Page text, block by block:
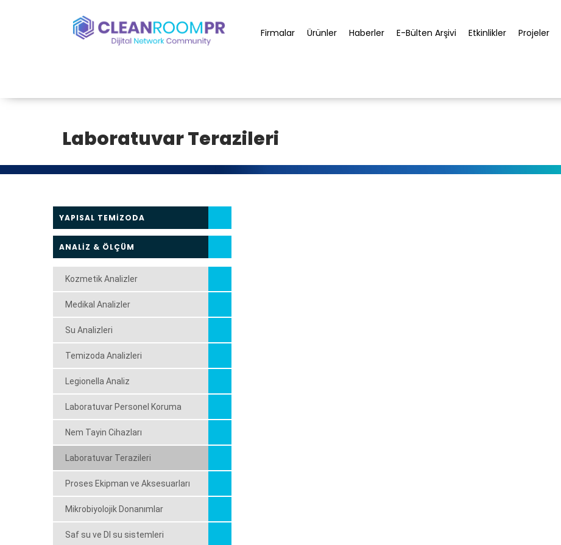
Firmalar Ürünler Haberler E-Bülten Arşivi Etkinlikler Projeler
Laboratuvar Terazileri
YAPISAL TEMİZODA
ANALİZ & ÖLÇÜM
Kozmetik Analizler
Medikal Analizler
Su Analizleri
Temizoda Analizleri
Legionella Analiz
Laboratuvar Personel Koruma
Nem Tayin Cihazları
Laboratuvar Terazileri
Proses Ekipman ve Aksesuarları
Mikrobiyolojik Donanımlar
Saf su ve DI su sistemleri